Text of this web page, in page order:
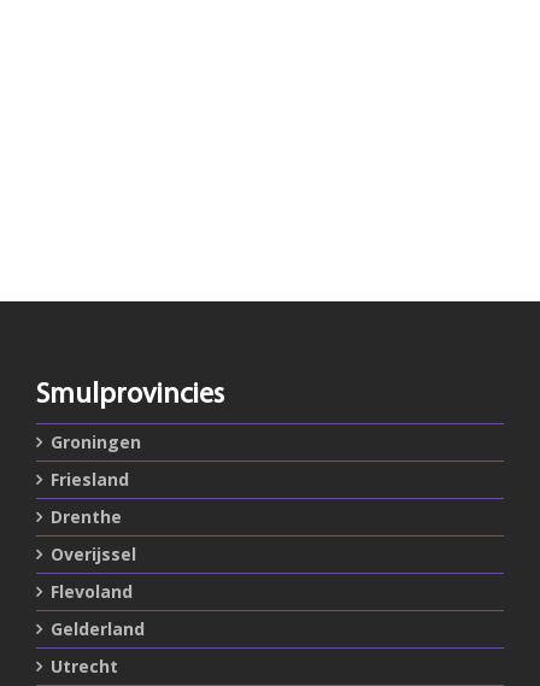
Smulprovincies
Groningen
Friesland
Drenthe
Overijssel
Flevoland
Gelderland
Utrecht